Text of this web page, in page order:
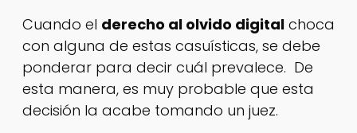
Cuando el derecho al olvido digital choca
con alguna de estas casuísticas, se debe
ponderar para decir cuál prevalece. De
esta manera, es muy probable que esta
decisión la acabe tomando un juez.